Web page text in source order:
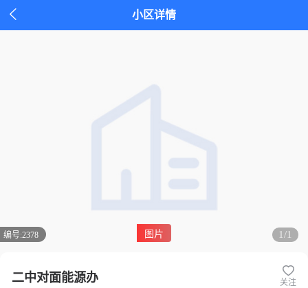
 小区详情
1/1
图片
编号:2378
二中对面能源办 关注